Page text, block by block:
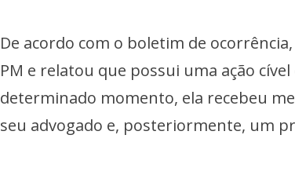
De acordo com o boletim de
PM e relatou que possui uma ação
determinado momento, ela recebeu
seu advogado e, posteriormente, um